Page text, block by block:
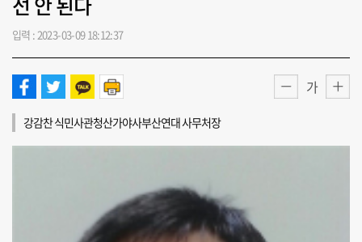
입력 : 2023-03-09 18:12:37
가
강감찬 식민사관청산가야사부산연대 사무처장